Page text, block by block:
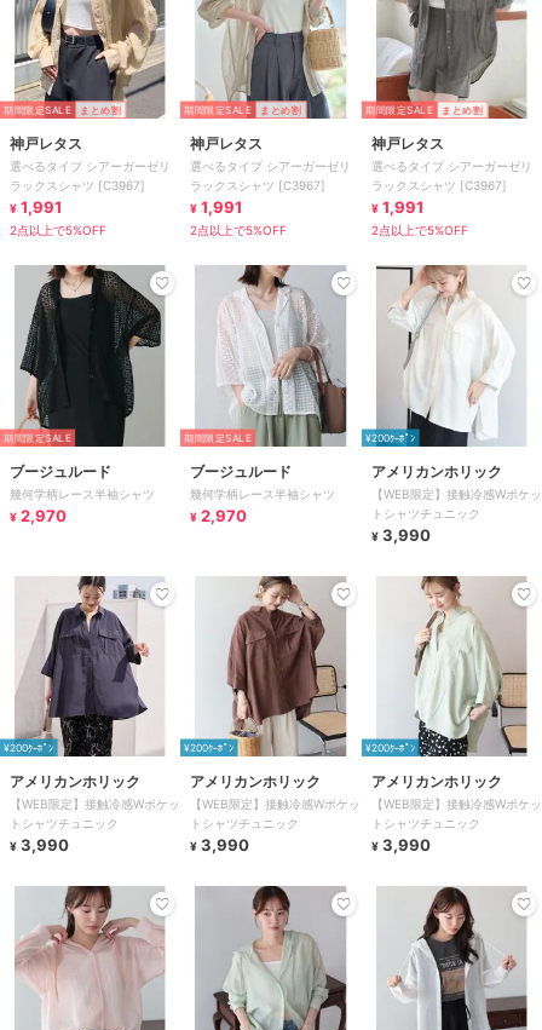
期間限定SALE まとめ割
神戸レタス
選べるタイプ シアーガーゼリ
ラックスシャツ [C3967]
¥ 1,991
2点以上で5%OFF
期間限定SALE まとめ割
神戸レタス
選べるタイプ シアーガーゼリ
ラックスシャツ [C3967]
¥ 1,991
2点以上で5%OFF
期間限定SALE まとめ割
神戸レタス
選べるタイプ シアーガーゼリ
ラックスシャツ [C3967]
¥ 1,991
2点以上で5%OFF
期間限定SALE
ブージュルード
幾何学柄レース半袖シャツ
¥ 2,970
期間限定SALE
ブージュルード
幾何学柄レース半袖シャツ
¥ 2,970
¥200ｸｰﾎﾟﾝ
アメリカンホリック
【WEB限定】接触冷感Wポケッ
トシャツチュニック
¥ 3,990
¥200ｸｰﾎﾟﾝ
アメリカンホリック
【WEB限定】接触冷感Wポケッ
トシャツチュニック
¥ 3,990
¥200ｸｰﾎﾟﾝ
アメリカンホリック
【WEB限定】接触冷感Wポケッ
トシャツチュニック
¥ 3,990
¥200ｸｰﾎﾟﾝ
アメリカンホリック
【WEB限定】接触冷感Wポケッ
トシャツチュニック
¥ 3,990